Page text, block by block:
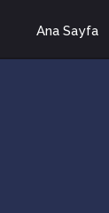
Ana Sayfa